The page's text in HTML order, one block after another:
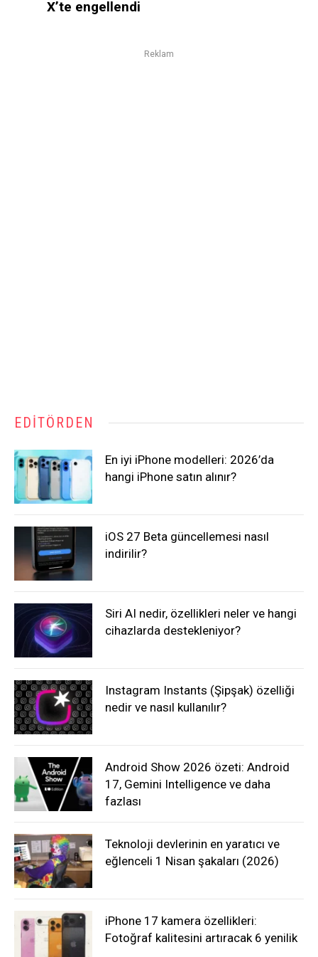
X’te engellendi
Reklam
EDITÖRDEN
En iyi iPhone modelleri: 2026’da
hangi iPhone satın alınır?
iOS 27 Beta güncellemesi nasıl
indirilir?
Siri AI nedir, özellikleri neler ve hangi
cihazlarda destekleniyor?
Instagram Instants (Şipşak) özelliği
nedir ve nasıl kullanılır?
Android Show 2026 özeti: Android
17, Gemini Intelligence ve daha
fazlası
Teknoloji devlerinin en yaratıcı ve
eğlenceli 1 Nisan şakaları (2026)
iPhone 17 kamera özellikleri:
Fotoğraf kalitesini artıracak 6 yenilik